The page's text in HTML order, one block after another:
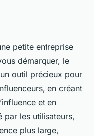
petite entreprise
démarquer, le
outil précieux pour
en créant
et en
par les utilisateurs,
plus large,